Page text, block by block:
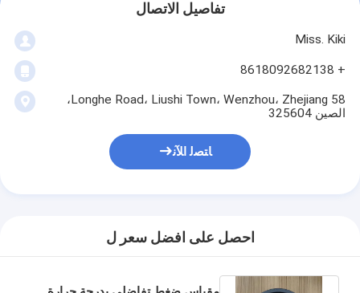
تفاصيل الاتصال
Miss. Kiki
+ 8618092682138
58 Longhe Road، Liushi Town، Wenzhou، Zhejiang،
الصين 325604
ﺎﺘﺼﻟ ﺍﻶﻧ
احصل على افضل سعر ل